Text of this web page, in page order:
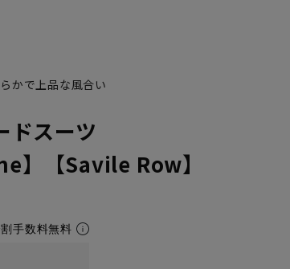
かで上品な風合い
ドスーツ
】【Savile Row】
手数料無料